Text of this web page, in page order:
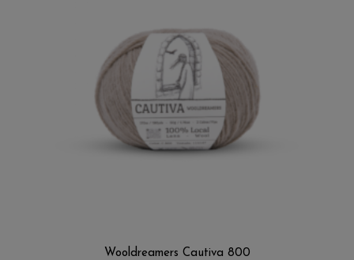
Wooldreamers Cautiva 800